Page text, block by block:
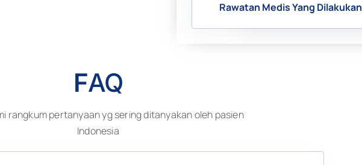
Rawatan Medis Yang Dilakukan
FAQ
rangkum pertanyaan yg sering ditanyakan oleh pasien
Indonesia